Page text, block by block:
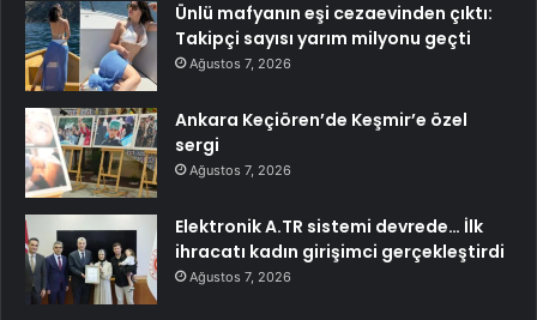
Ünlü mafyanın eşi cezaevinden çıktı:
Takipçi sayısı yarım milyonu geçti
Ağustos 7, 2026
Ankara Keçiören’de Keşmir’e özel
sergi
Ağustos 7, 2026
Elektronik A.TR sistemi devrede… İlk
ihracatı kadın girişimci gerçekleştirdi
Ağustos 7, 2026